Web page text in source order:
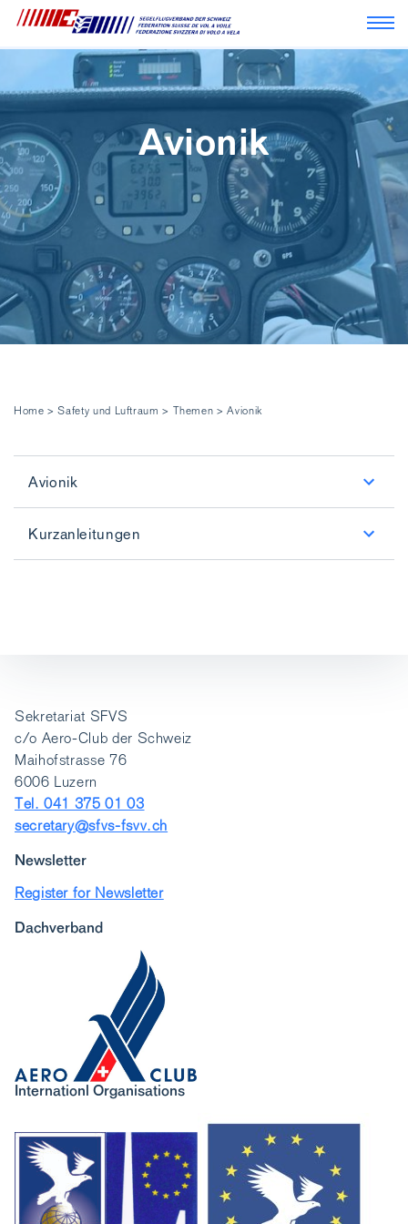
Avionik
Home >Safety und Luftraum > Themen >Avionik
Avionik
Kurzanleitungen
Sekretariat SFVS
c/o Aero-Club der Schweiz
Maihofstrasse 76
6006 Luzern
Tel. 041 375 01 03
secretary@sfvs-fsvv.ch
Newsletter
Register for Newsletter
Dachverband
Internationl Organisations